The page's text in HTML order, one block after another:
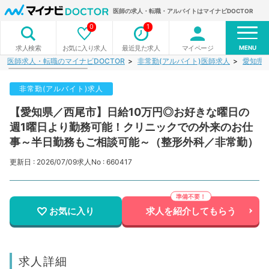
医師の求人・転職・アルバイトはマイナビDOCTOR
求人検索 お気に入り求人
0
最近見た求人
1
マイページ MENU
医師求人・転職のマイナビDOCTOR 非常勤(アルバイト)医師求人 愛知県
非常勤(アルバイト)求人
【愛知県／西尾市】日給10万円◎お好きな曜日の
週1曜日より勤務可能！クリニックでの外来のお仕
事～半日勤務もご相談可能～（整形外科／非常勤）
更新日 : 2026/07/09求人No : 660417
お気に入り 求人を紹介してもらう
求人詳細